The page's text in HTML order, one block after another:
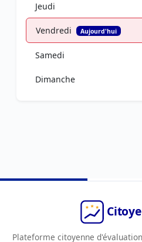
Jeudi
Vendredi Aujourd'hui
Samedi
Dimanche
Plateforme citoyenne